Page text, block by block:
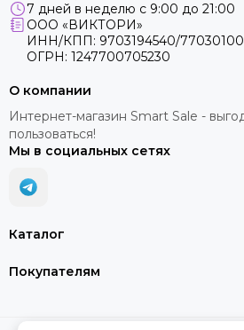
7 дней в неделю с 9:00 до 21:00
ООО «ВИКТОРИ»
ИНН/КПП: 9703194540/
ОГРН: 1247700705230
Каталог
Покупателям
О компании
Интернет-магазин Smart Sale -
пользоваться!
Мы в социальных сетях